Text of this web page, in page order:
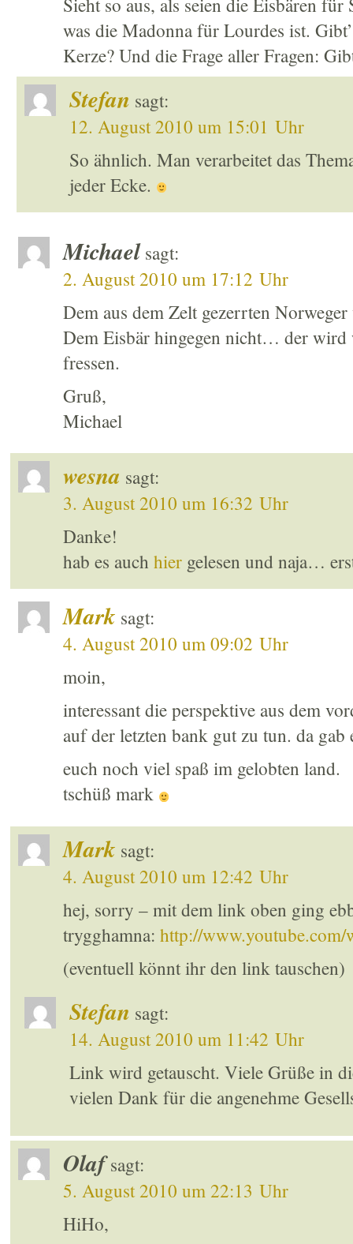
Sieht so aus, als seien die Eisbären
was die Madonna für Lourdes ist.
Kerze? Und die Frage aller Fragen:
Stefan sagt:
12. August 2010 um 15:01 Uhr
So ähnlich. Man verarbeitet das
jeder Ecke.
Michael sagt:
2. August 2010 um 17:12 Uhr
Dem aus dem Zelt gezerrten
Dem Eisbär hingegen nicht… der wird
fressen.
Gruß,
Michael
wesna sagt:
3. August 2010 um 16:32 Uhr
Danke!
hab es auch hiergelesen und naja…
Mark sagt:
4. August 2010 um 09:02 Uhr
moin,
interessant die perspektive aus dem
auf der letzten bank gut zu tun. da
euch noch viel spaß im gelobten land.
tschüß mark
Mark sagt:
4. August 2010 um 12:42 Uhr
hej, sorry – mit dem link oben ging
trygghamna: http://
(eventuell könnt ihr den link tauschen)
Stefan sagt:
14. August 2010 um 11:42 Uhr
Link wird getauscht. Viele Grüße in
vielen Dank für die angenehme
Olaf sagt:
5. August 2010 um 22:13 Uhr
HiHo,